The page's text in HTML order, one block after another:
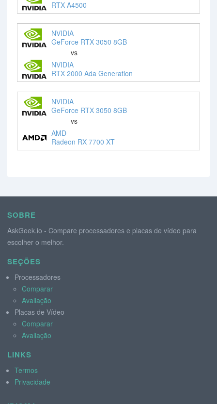
RTX A4500
NVIDIA
GeForce RTX 3050 8GB
vs
NVIDIA
RTX 2000 Ada Generation
NVIDIA
GeForce RTX 3050 8GB
vs
AMD
Radeon RX 7700 XT
SOBRE
AskGeek.io - Compare processadores e placas de vídeo para
escolher o melhor.
SEÇÕES
Processadores
Comparar
Avaliação
Placas de Vídeo
Comparar
Avaliação
LINKS
Termos
Privacidade